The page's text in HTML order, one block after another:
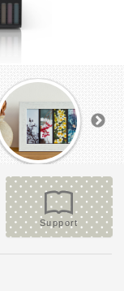
Support